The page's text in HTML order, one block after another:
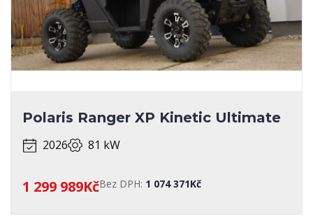
Polaris Ranger XP Kinetic Ultimate
2026 81 kW
1 299 989KčBez DPH: 1 074 371Kč